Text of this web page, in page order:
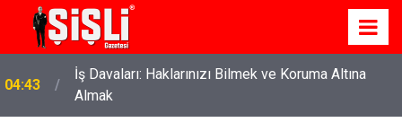
04:43
İş Davaları: Haklarınızı Bilmek ve Koruma Altına
Almak